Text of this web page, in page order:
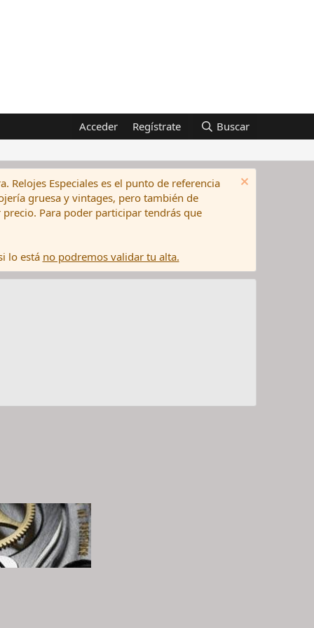
Acceder Regístrate Buscar
Relojes Especiales es el punto de referencia
gruesa y vintages, pero también de
Para poder participar tendrás que
lo está no podremos validar tu alta.